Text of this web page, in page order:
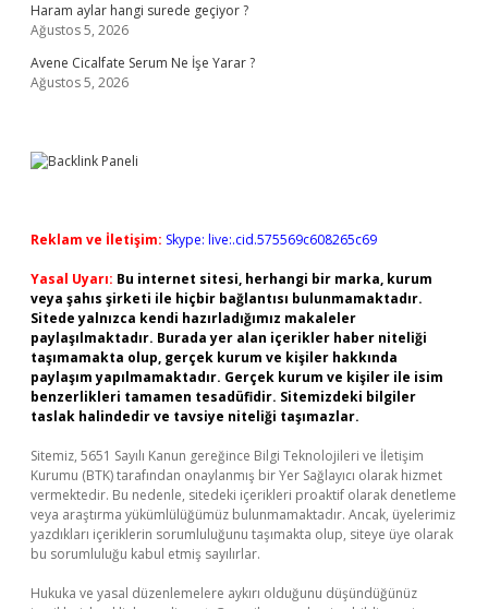
Haram aylar hangi surede geçiyor ?
Ağustos 5, 2026
Avene Cicalfate Serum Ne İşe Yarar ?
Ağustos 5, 2026
Reklam ve İletişim: Skype: live:.cid.575569c608265c69
Yasal Uyarı: Bu internet sitesi, herhangi bir marka, kurum
veya şahıs şirketi ile hiçbir bağlantısı bulunmamaktadır.
Sitede yalnızca kendi hazırladığımız makaleler
paylaşılmaktadır. Burada yer alan içerikler haber niteliği
taşımamakta olup, gerçek kurum ve kişiler hakkında
paylaşım yapılmamaktadır. Gerçek kurum ve kişiler ile isim
benzerlikleri tamamen tesadüfidir. Sitemizdeki bilgiler
taslak halindedir ve tavsiye niteliği taşımazlar.
Sitemiz, 5651 Sayılı Kanun gereğince Bilgi Teknolojileri ve İletişim
Kurumu (BTK) tarafından onaylanmış bir Yer Sağlayıcı olarak hizmet
vermektedir. Bu nedenle, sitedeki içerikleri proaktif olarak denetleme
veya araştırma yükümlülüğümüz bulunmamaktadır. Ancak, üyelerimiz
yazdıkları içeriklerin sorumluluğunu taşımakta olup, siteye üye olarak
bu sorumluluğu kabul etmiş sayılırlar.
Hukuka ve yasal düzenlemelere aykırı olduğunu düşündüğünüz